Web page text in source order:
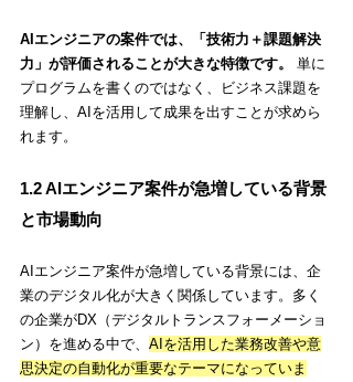
AIエンジニアの案件では、「技術力＋課題解決
力」が評価されることが大きな特徴です。
単に
プログラムを書くのではなく、ビジネス課題を
理解し、AIを活用して成果を出すことが求めら
れます。
1.2 AIエンジニア案件が急増している背景
と市場動向
AIエンジニア案件が急増している背景には、企
業のデジタル化が大きく関係しています。多く
の企業がDX（デジタルトランスフォーメーショ
ン）を進める中で、 AIを活用した業務改善や意
思決定の自動化が重要なテーマになっていま